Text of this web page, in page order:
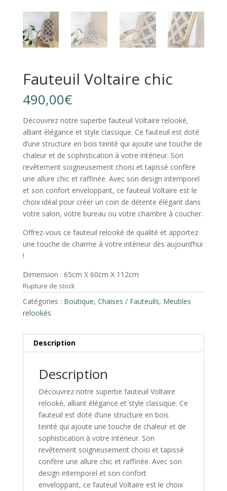
Fauteuil Voltaire chic
490,00€
Découvrez notre superbe fauteuil Voltaire relooké,
alliant élégance et style classique. Ce fauteuil est doté
d’une structure en bois teinté qui ajoute une touche de
chaleur et de sophistication à votre intérieur. Son
revêtement soigneusement choisi et tapissé confère
une allure chic et raffinée. Avec son design intemporel
et son confort enveloppant, ce fauteuil Voltaire est le
choix idéal pour créer un coin de détente élégant dans
votre salon, votre bureau ou votre chambre à coucher.
Offrez-vous ce fauteuil relooké de qualité et apportez
une touche de charme à votre intérieur dès aujourd’hui
!
Dimension : 65cm X 60cm X 112cm
Rupture de stock
Catégories : Boutique, Chaises / Fauteuils, Meubles
relookés
Description
Description
Découvrez notre superbe fauteuil Voltaire
relooké, alliant élégance et style classique. Ce
fauteuil est doté d’une structure en bois
teinté qui ajoute une touche de chaleur et de
sophistication à votre intérieur. Son
revêtement soigneusement choisi et tapissé
confère une allure chic et raffinée. Avec son
design intemporel et son confort
enveloppant, ce fauteuil Voltaire est le choix